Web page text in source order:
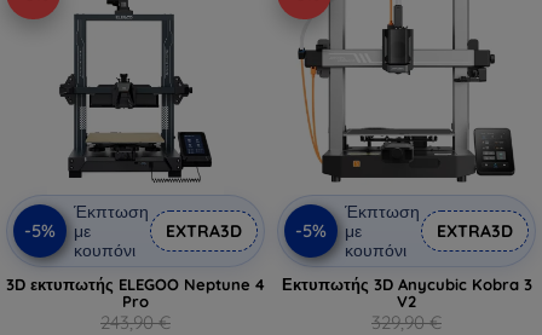
-5%
Έκπτωση
με
κουπόνι
EXTRA3D
3D εκτυπωτής ELEGOO Neptune 4
Pro
243,90 €
-5%
Έκπτωση
με
κουπόνι
EXTRA3D
Εκτυπωτής 3D Anycubic Kobra 3
V2
329,90 €